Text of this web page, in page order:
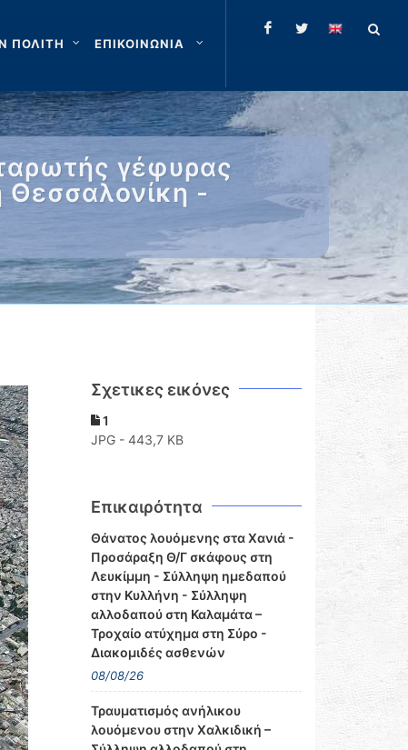
ΠΟΛΙΤΗ ΕΠΙΚΟΙΝΩΝΙΑ
γέφυρας
Θεσσαλονίκη -
Σχετικες εικόνες
1
JPG - 443,7 KB
Επικαιρότητα
Θάνατος λουόμενης στα Χανιά -
Προσάραξη Θ/Γ σκάφους στη
Λευκίμμη - Σύλληψη ημεδαπού
στην Κυλλήνη - Σύλληψη
αλλοδαπού στη Καλαμάτα –
Τροχαίο ατύχημα στη Σύρο -
Διακομιδές ασθενών
08/08/26
Τραυματισμός ανήλικου
λουόμενου στην Χαλκιδική –